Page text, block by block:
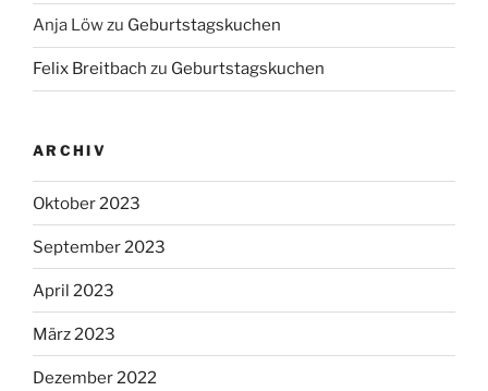
Anja Löwzu Geburtstagskuchen
Felix Breitbach zu Geburtstagskuchen
ARCHIV
Oktober 2023
September 2023
April 2023
März 2023
Dezember 2022